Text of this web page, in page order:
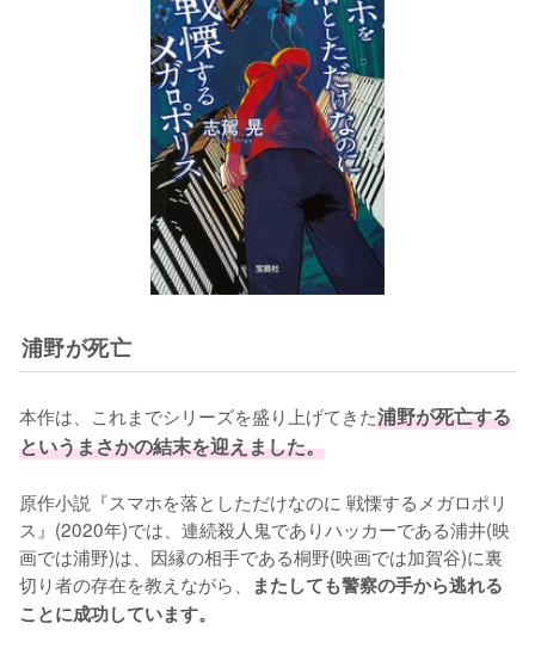
浦野が死亡
本作は、これまでシリーズを盛り上げてきた浦野が死亡する
というまさかの結末を迎えました。
原作小説『スマホを落としただけなのに 戦慄するメガロポリ
ス』(2020年)では、連続殺人鬼でありハッカーである浦井(映
画では浦野)は、因縁の相手である桐野(映画では加賀谷)に裏
切り者の存在を教えながら、
またしても警察の手から逃れる
ことに成功しています。